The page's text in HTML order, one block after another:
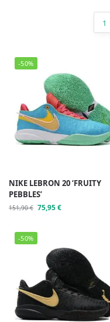
1
-50%
NIKE LEBRON 20 ‘FRUITY
PEBBLES’
151,90€ 75,95€
-50%